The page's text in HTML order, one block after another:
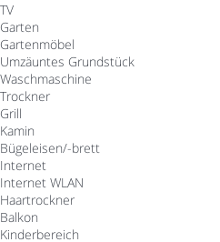
TV
Garten
Gartenmöbel
Umzäuntes Grundstück
Waschmaschine
Trockner
Grill
Kamin
Bügeleisen/-brett
Internet
Internet WLAN
Haartrockner
Balkon
Kinderbereich